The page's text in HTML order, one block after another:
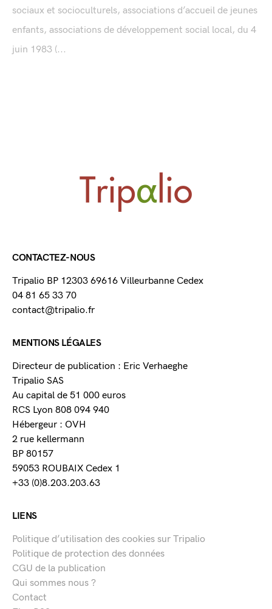
sociaux et socioculturels, associations d’accueil de jeunes
enfants, associations de développement social local, du 4
juin 1983 (...
CONTACTEZ-NOUS
Tripalio BP 12303 69616 Villeurbanne Cedex
04 81 65 33 70
contact@tripalio.fr
MENTIONS LÉGALES
Directeur de publication : Eric Verhaeghe
Tripalio SAS
Au capital de 51 000 euros
RCS Lyon 808 094 940
Hébergeur : OVH
2 rue kellermann
BP 80157
59053 ROUBAIX Cedex 1
+33 (0)8.203.203.63
LIENS
Politique d’utilisation des cookies sur Tripalio
Politique de protection des données
CGU de la publication
Qui sommes nous ?
Contact